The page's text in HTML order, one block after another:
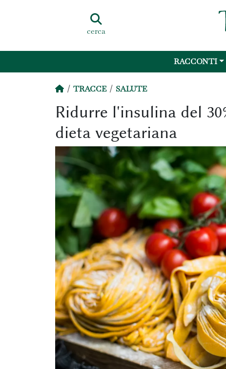
cerca
RACCONTI
TRACCE SALUTE
Ridurre l'insulina del
dieta vegetariana